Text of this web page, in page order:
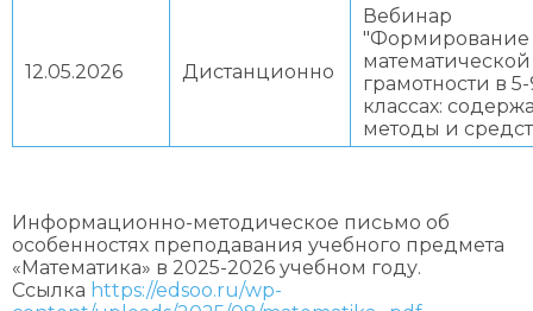
12.05.2026 Дистанционно
Вебинар
"Формирование
математической
грамотности в
классах:
методы и
Информационно-методическое письмо об
особенностях преподавания учебного предмета
«Математика» в 2025-2026 учебном году.
Ссылка https://edsoo.ru/wp-